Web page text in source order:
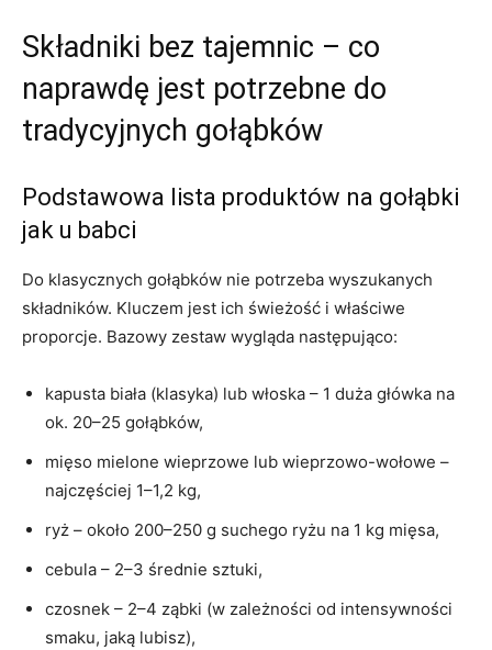
Składniki bez tajemnic – co
naprawdę jest potrzebne do
tradycyjnych gołąbków
Podstawowa lista produktów na gołąbki
jak u babci
Do klasycznych gołąbków nie potrzeba wyszukanych
składników. Kluczem jest ich świeżość i właściwe
proporcje. Bazowy zestaw wygląda następująco:
kapusta biała (klasyka) lub włoska – 1 duża główka na
ok. 20–25 gołąbków,
mięso mielone wieprzowe lub wieprzowo-wołowe –
najczęściej 1–1,2 kg,
ryż – około 200–250 g suchego ryżu na 1 kg mięsa,
cebula – 2–3 średnie sztuki,
czosnek – 2–4 ząbki (w zależności od intensywności
smaku, jaką lubisz),